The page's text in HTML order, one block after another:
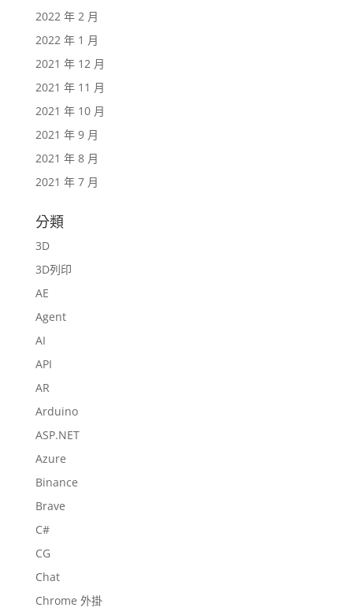
2022 年 2 月
2022 年 1 月
2021 年 12 月
2021 年 11 月
2021 年 10 月
2021 年 9 月
2021 年 8 月
2021 年 7 月
分類
3D
3D列印
AE
Agent
AI
API
AR
Arduino
ASP.NET
Azure
Binance
Brave
C#
CG
Chat
Chrome 外掛